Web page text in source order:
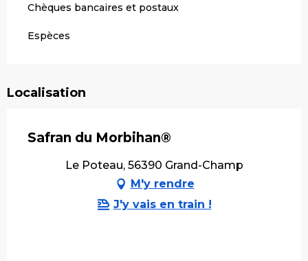
Chèques bancaires et postaux
Espèces
Localisation
Safran du Morbihan®
Le Poteau, 56390 Grand-Champ
M'y rendre
J'y vais en train !